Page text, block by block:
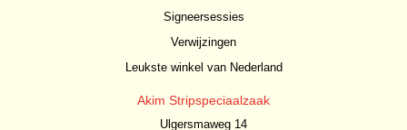
Signeersessies
Verwijzingen
Leukste winkel van Nederland
Akim Stripspeciaalzaak
Ulgersmaweg 14